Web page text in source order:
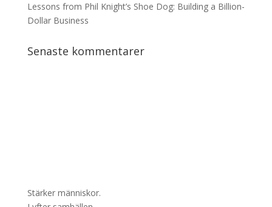
Lessons from Phil Knight’s Shoe Dog: Building a Billion-
Dollar Business
Senaste kommentarer
Stärker människor.